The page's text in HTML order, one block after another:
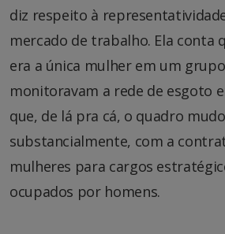
diz respeito à
mercado de trabalho. Ela conta
era a única mulher em um
monitoravam a rede de esgoto
que, de lá pra cá, o quadro
substancialmente, com a
mulheres para cargos
ocupados por homens.